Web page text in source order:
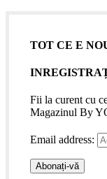
TOT CE E
Fii la curent cu
Magazinul By
Email address: